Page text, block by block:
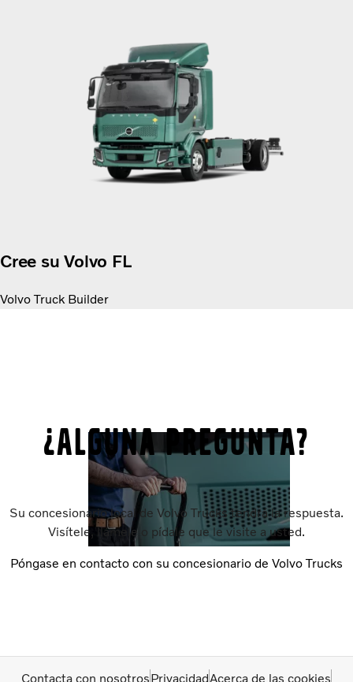
Cree su Volvo FL
Volvo Truck Builder
¿Alguna pregunta?
Su concesionario local de Volvo Trucks tendrá la respuesta.
Visítele, llámele o pídale que le visite a usted.
Póngase en contacto con su concesionario de Volvo Trucks
Contacta con nosotrosPrivacidadAcerca de las cookies